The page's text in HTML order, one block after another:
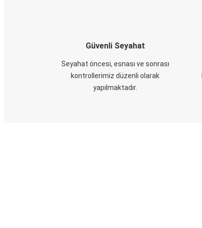
Güvenli Seyahat
Seyahat öncesi, esnası ve sonrası
kontrollerimiz düzenli olarak
yapılmaktadır.